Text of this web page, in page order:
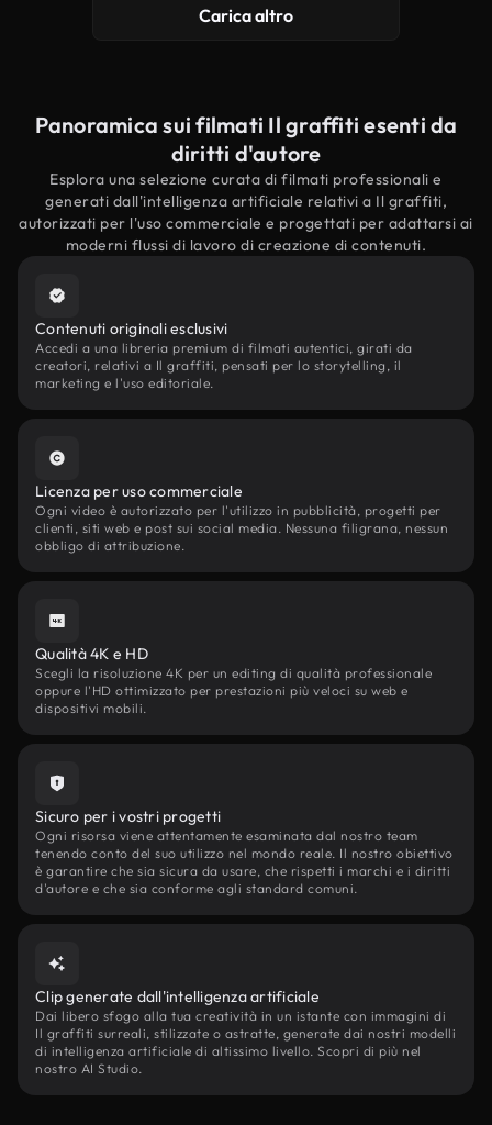
Carica altro
Panoramica sui filmati Il graffiti esenti da
diritti d'autore
Esplora una selezione curata di filmati professionali e
generati dall'intelligenza artificiale relativi a Il graffiti,
autorizzati per l'uso commerciale e progettati per adattarsi ai
moderni flussi di lavoro di creazione di contenuti.
Contenuti originali esclusivi
Accedi a una libreria premium di filmati autentici, girati da
creatori, relativi a Il graffiti, pensati per lo storytelling, il
marketing e l'uso editoriale.
Licenza per uso commerciale
Ogni video è autorizzato per l'utilizzo in pubblicità, progetti per
clienti, siti web e post sui social media. Nessuna filigrana, nessun
obbligo di attribuzione.
Qualità 4K e HD
Scegli la risoluzione 4K per un editing di qualità professionale
oppure l'HD ottimizzato per prestazioni più veloci su web e
dispositivi mobili.
Sicuro per i vostri progetti
Ogni risorsa viene attentamente esaminata dal nostro team
tenendo conto del suo utilizzo nel mondo reale. Il nostro obiettivo
è garantire che sia sicura da usare, che rispetti i marchi e i diritti
d'autore e che sia conforme agli standard comuni.
Clip generate dall'intelligenza artificiale
Dai libero sfogo alla tua creatività in un istante con immagini di
Il graffiti surreali, stilizzate o astratte, generate dai nostri modelli
di intelligenza artificiale di altissimo livello. Scopri di più nel
nostro AI Studio.